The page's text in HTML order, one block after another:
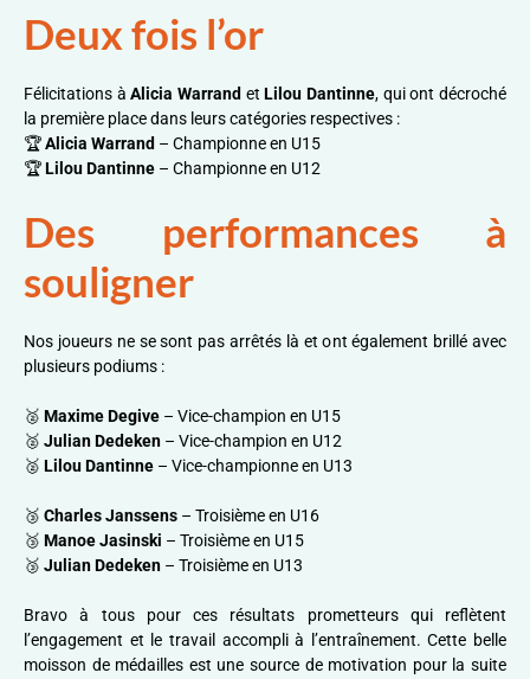
Deux fois l’or
Félicitations àAlicia Warrand etLilou Dantinne, qui ont décroché
la première place dans leurs catégories respectives :
🏆Alicia Warrand – Championne en U15
🏆Lilou Dantinne – Championne en U12
Des performances à
souligner
Nos joueurs ne se sont pas arrêtés là et ont également brillé avec
plusieurs podiums :
🥈 Maxime Degive – Vice-champion en U15
🥈 Julian Dedeken – Vice-champion en U12
🥈 Lilou Dantinne – Vice-championne en U13
🥉 Charles Janssens – Troisième en U16
🥉 Manoe Jasinski – Troisième en U15
🥉 Julian Dedeken – Troisième en U13
Bravo à tous pour ces résultats prometteurs qui reflètent
l’engagement et le travail accompli à l’entraînement. Cette belle
moisson de médailles est une source de motivation pour la suite